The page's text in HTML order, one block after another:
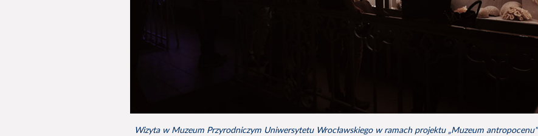
Wizyta w Muzeum Przyrodniczym Uniwersytetu Wrocławskiego w ramach projektu „Muzeum antropocenu"